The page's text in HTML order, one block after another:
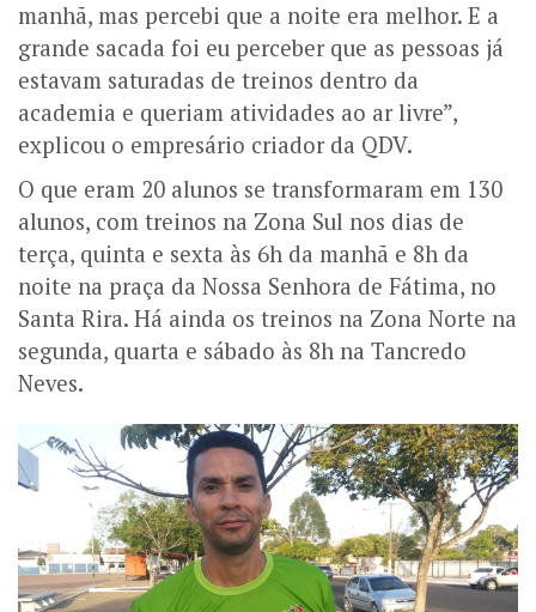
manhã, mas percebi que a noite era melhor. E a
grande sacada foi eu perceber que as pessoas já
estavam saturadas de treinos dentro da
academia e queriam atividades ao ar livre”,
explicou o empresário criador da QDV.
O que eram 20 alunos se transformaram em 130
alunos, com treinos na Zona Sul nos dias de
terça, quinta e sexta às 6h da manhã e 8h da
noite na praça da Nossa Senhora de Fátima, no
Santa Rira. Há ainda os treinos na Zona Norte na
segunda, quarta e sábado às 8h na Tancredo
Neves.